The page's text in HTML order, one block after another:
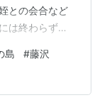
との会合など
は終わらず、
実は、江の島
ーと、藤沢〜
ので、本当に
島 #藤沢